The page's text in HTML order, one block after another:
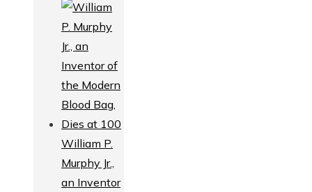
William P.
Murphy Jr.,
an Inventor